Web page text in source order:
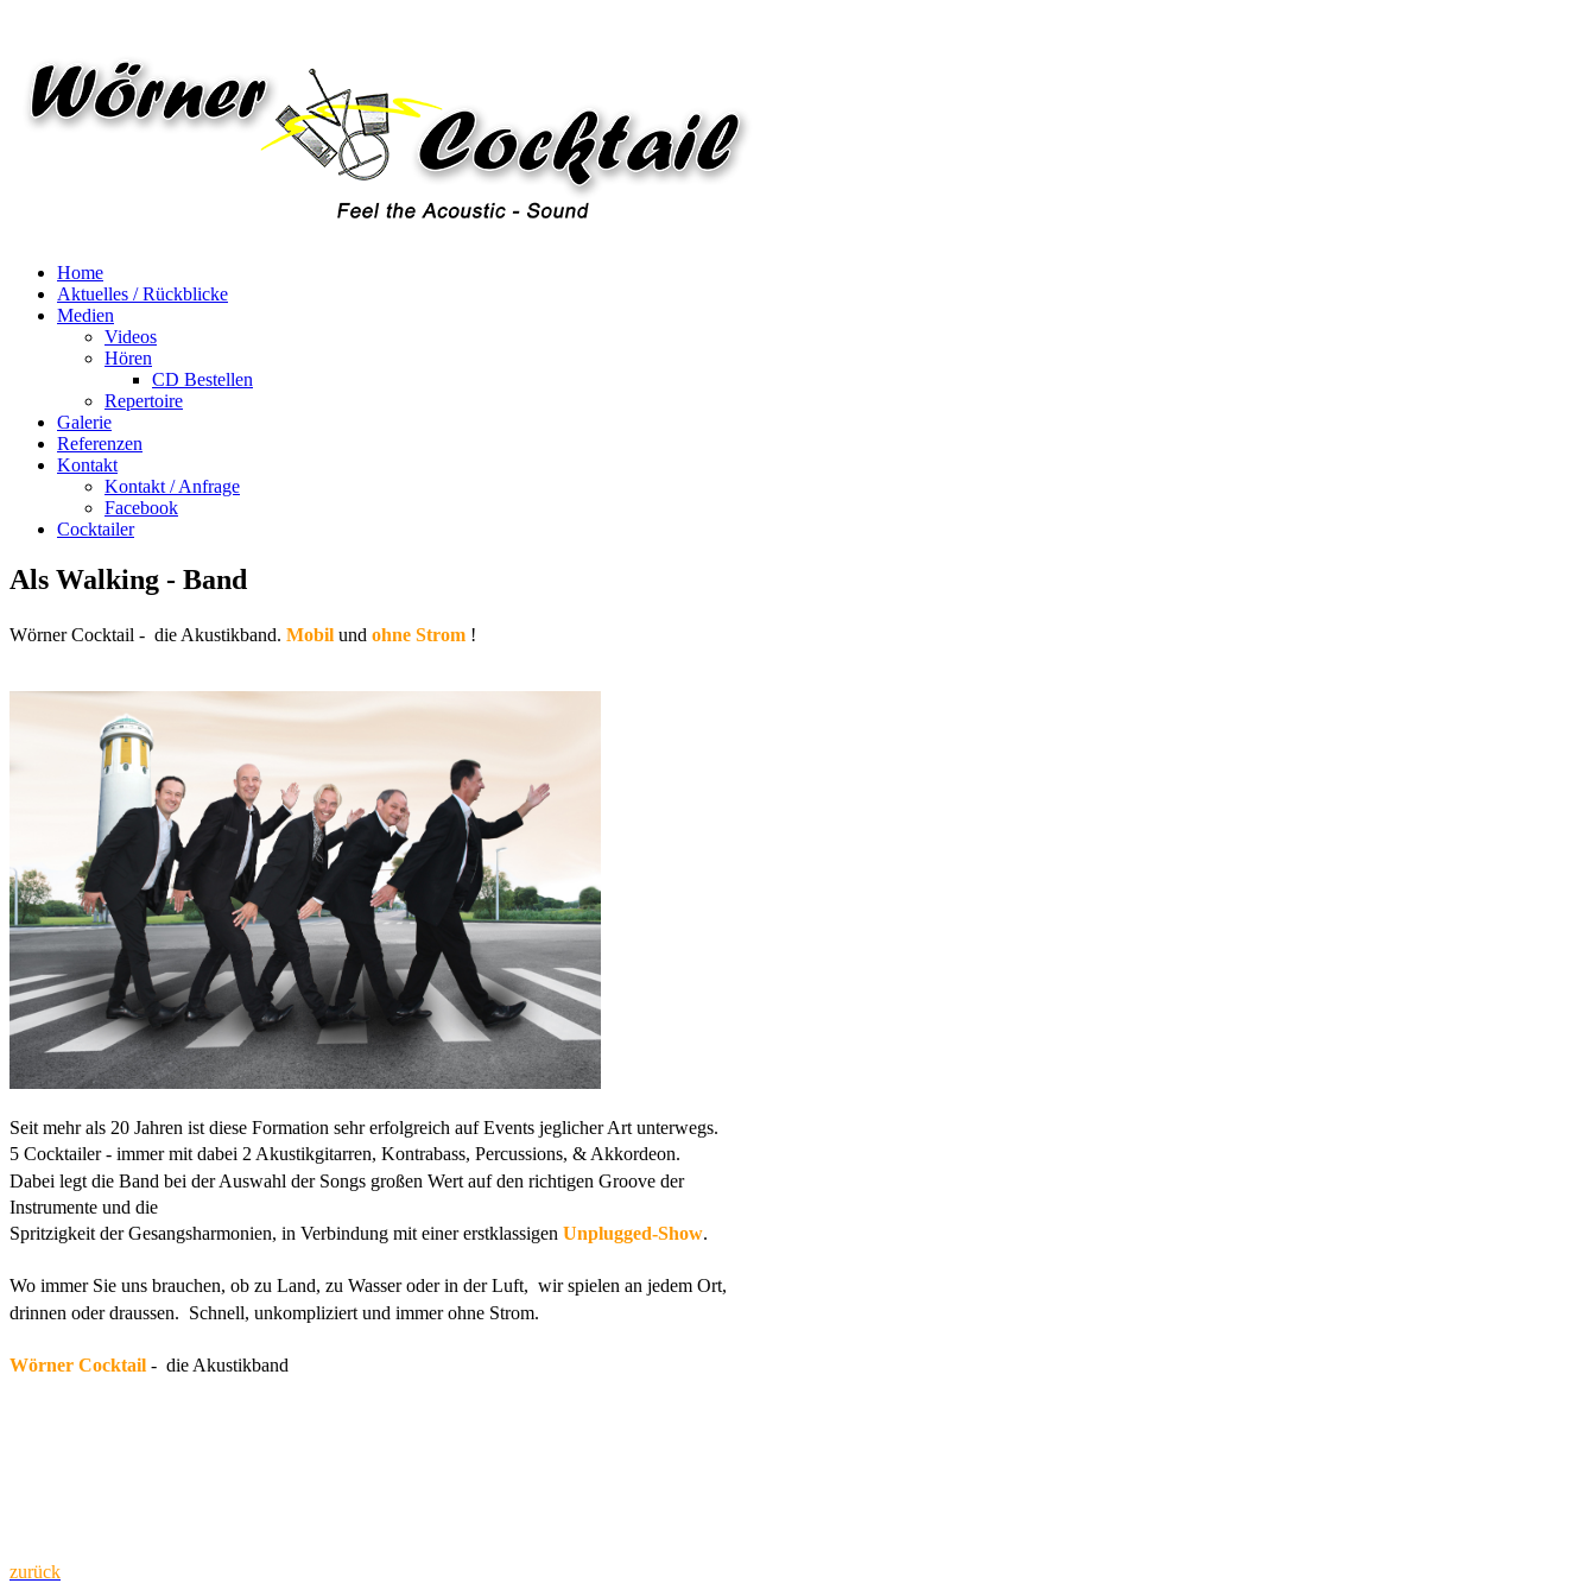
Home
Aktuelles / Rückblicke
Medien
Videos
Hören
CD Bestellen
Repertoire
Galerie
Referenzen
Kontakt
Kontakt / Anfrage
Facebook
Cocktailer
Als Walking - Band
Wörner Cocktail - die Akustikband. Mobil und ohne Strom !
Seit mehr als 20 Jahren ist diese Formation sehr erfolgreich auf Events jeglicher Art unterwegs.
5 Cocktailer - immer mit dabei 2 Akustikgitarren, Kontrabass, Percussions, & Akkordeon.
Dabei legt die Band bei der Auswahl der Songs großen Wert auf den richtigen Groove der
Instrumente und die
Spritzigkeit der Gesangsharmonien, in Verbindung mit einer erstklassigen Unplugged-Show.
Wo immer Sie uns brauchen, ob zu Land, zu Wasser oder in der Luft, wir spielen an jedem Ort,
drinnen oderdraussen. Schnell, unkompliziert und immer ohne Strom.
Wörner Cocktail - die Akustikband
zurück